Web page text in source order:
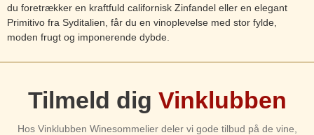
du foretrækker en kraftfuld californisk Zinfandel eller en elegant
Primitivo fra Syditalien, får du en vinoplevelse med stor fylde,
moden frugt og imponerende dybde.
Tilmeld dig Vinklubben
Hos Vinklubben Winesommelier deler vi gode tilbud på de vine,